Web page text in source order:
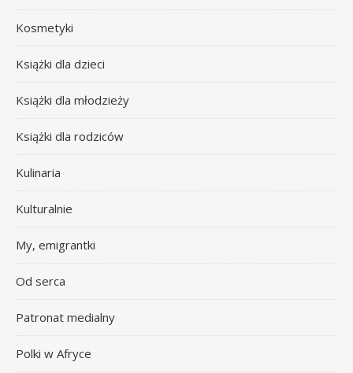
Kosmetyki
Książki dla dzieci
Książki dla młodzieży
Książki dla rodziców
Kulinaria
Kulturalnie
My, emigrantki
Od serca
Patronat medialny
Polki w Afryce